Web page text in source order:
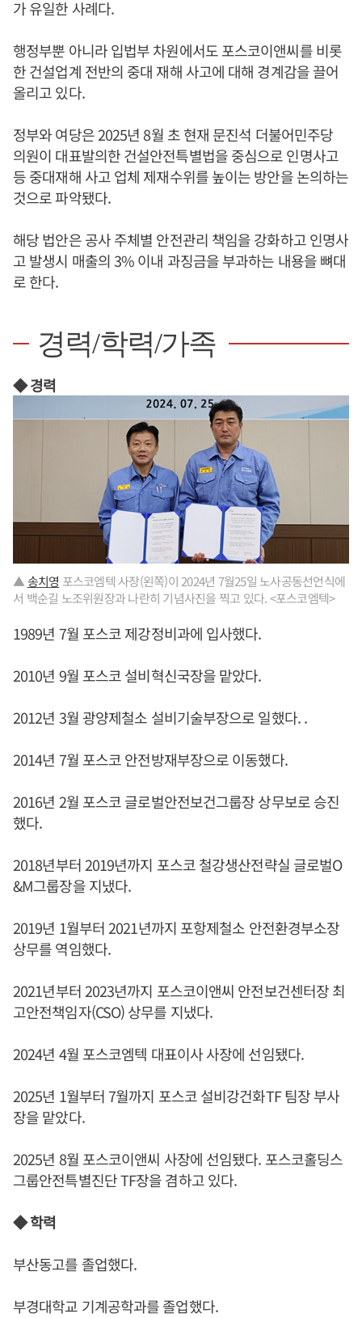
가 유일한 사례다.
행정부뿐 아니라 입법부 차원에서도 포스코이앤씨를 비롯
한 건설업계 전반의 중대 재해 사고에 대해 경계감을 끌어
올리고 있다.
정부와 여당은 2025년 8월 초 현재 문진석 더불어민주당
의원이 대표발의한 건설안전특별법을 중심으로 인명사고
등 중대재해 사고 업체 제재수위를 높이는 방안을 논의하는
것으로 파악됐다.
해당 법안은 공사 주체별 안전관리 책임을 강화하고 인명사
고 발생시 매출의 3% 이내 과징금을 부과하는 내용을 뼈대
로 한다.
경력/학력/가족
◆ 경력
▲송치영 포스코엠텍 사장(왼쪽)이 2024년 7월25일 노사공동선언식에
서 백순길 노조위원장과 나란히 기념사진을 찍고 있다. <포스코엠텍>
1989년 7월 포스코 제강정비과에 입사했다.
2010년 9월 포스코 설비혁신국장을 맡았다.
2012년 3월 광양제철소 설비기술부장으로 일했다. .
2014년 7월 포스코 안전방재부장으로 이동했다.
2016년 2월 포스코 글로벌안전보건그룹장 상무보로 승진
했다.
2018년부터 2019년까지 포스코 철강생산전략실 글로벌O
&M그룹장을 지냈다.
2019년 1월부터 2021년까지 포항제철소 안전환경부소장
상무를 역임했다.
2021년부터 2023년까지 포스코이앤씨 안전보건센터장 최
고안전책임자(CSO) 상무를 지냈다.
2024년 4월 포스코엠텍 대표이사 사장에 선임됐다.
2025년 1월부터 7월까지 포스코 설비강건화TF 팀장 부사
장을 맡았다.
2025년 8월 포스코이앤씨 사장에 선임됐다. 포스코홀딩스
그룹안전특별진단 TF장을 겸하고 있다.
◆ 학력
부산동고를 졸업했다.
부경대학교 기계공학과를 졸업했다.